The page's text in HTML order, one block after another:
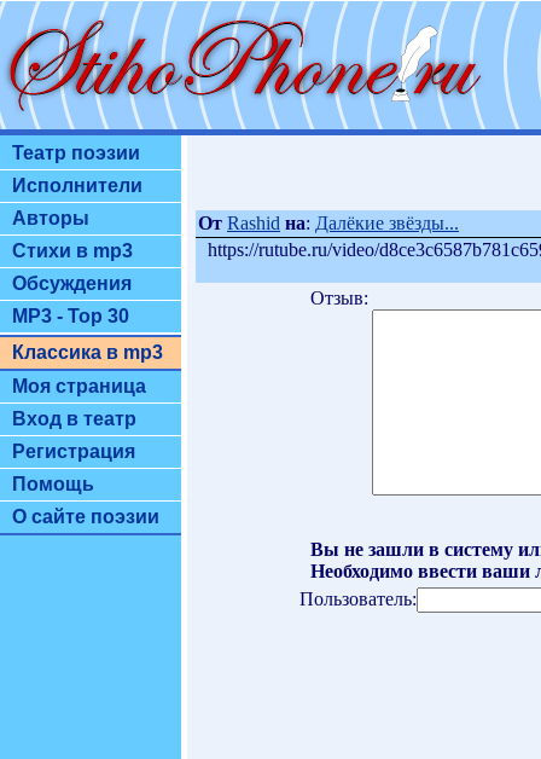
Театр поэзии
Исполнители
Авторы
Стихи в mp3
Обсуждения
MP3 - Top 30
Классика в mp3
Моя страница
Вход в театр
Регистрация
Помощь
О сайте поэзии
От Rashid на: Далёкие звёзды...
https://rutube.ru/video/
Отзыв:
Вы не зашли в систему
Необходимо ввести ваши
Пользователь: